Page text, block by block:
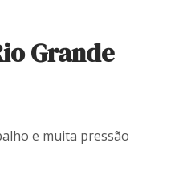
Grande
e muita pressão